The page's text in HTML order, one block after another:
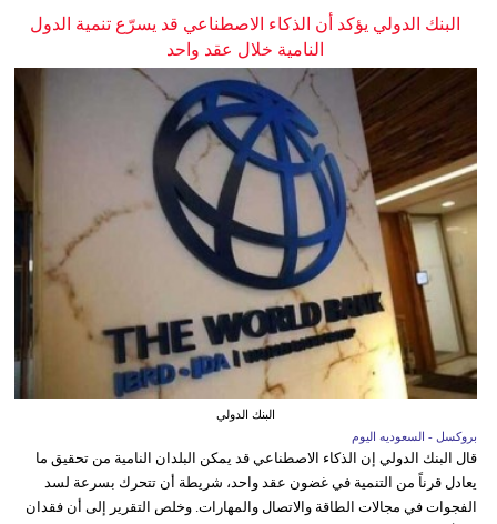
البنك الدولي يؤكد أن الذكاء الاصطناعي قد يسرّع تنمية الدول
النامية خلال عقد واحد
البنك الدولي
بروكسل - السعوديه اليوم
قال البنك الدولي إن الذكاء الاصطناعي قد يمكن البلدان النامية من تحقيق ما
يعادل قرناً من التنمية في غضون عقد واحد، شريطة أن تتحرك بسرعة لسد
الفجوات في مجالات الطاقة والاتصال والمهارات. وخلص التقرير إلى أن فقدان